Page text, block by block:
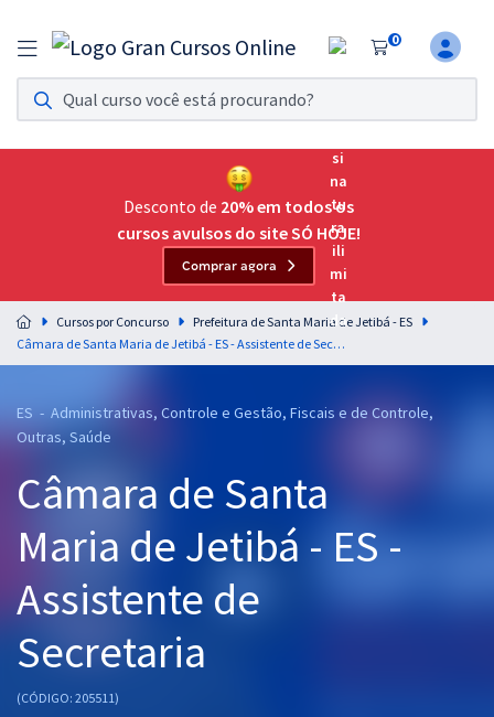
0
Assinatura Ilimitada 11
Acesso a todos os cursos. Teste grátis por 7 dias!
Assinatura OAB Até Passar
Acesso ilimitado a toda preparação para o Exame da
Residências Multiprofissionais
Preparação completa e intensiva para as principais
residências em saúde do Brasil
Assinatura Ilimitada
Cursos 20% OFF
Graduação
OAB
Mentorias
Desconto de 20% em todos os
cursos avulsos do site SÓ HOJE!
Comprar agora
Cursos por Concurso
Prefeitura de Santa Maria de Jetibá - ES
Câmara de Santa Maria de Jetibá - ES - Assistente de Secretaria
ES - Administrativas, Controle e Gestão, Fiscais e de Controle,
Outras, Saúde
Câmara de Santa
Maria de Jetibá - ES -
Assistente de
Secretaria
(CÓDIGO: 205511)